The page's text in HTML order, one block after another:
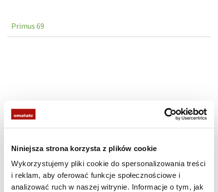
Niniejsza strona korzysta z plików cookie
Wykorzystujemy pliki cookie do spersonalizowania treści
i reklam, aby oferować funkcje społecznościowe i
analizować ruch w naszej witrynie. Informacje o tym, jak
Primus 69